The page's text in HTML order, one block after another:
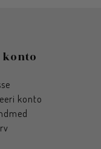
konto